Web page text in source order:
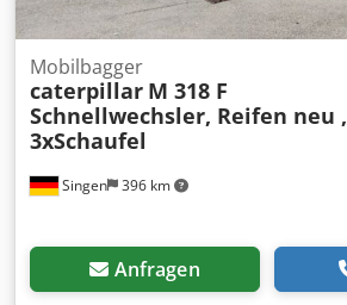
Singen 396 km
Mobilbagger
caterpillar M 318 F
Schnellwechsler, Reifen neu ,
3xSchaufel
Anfragen